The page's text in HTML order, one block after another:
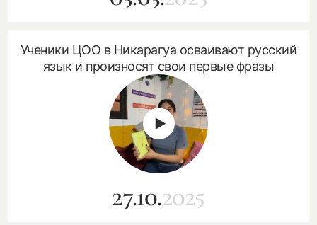
Ученики ЦОО в Никарагуа осваивают русский
язык и произносят свои первые фразы
27.10.2025